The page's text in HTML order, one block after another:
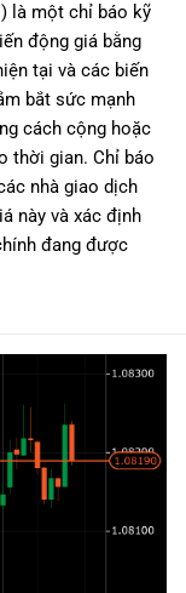
ไทย
Tiếng Việt
한국어
中文
日本語
Deutsch
Русский
Türkçe
là một chỉ báo kỹ
động giá bằng
tại và các biến
bắt sức mạnh
cách cộng hoặc
thời gian. Chỉ báo
nhà giao dịch
này và xác định
đang được